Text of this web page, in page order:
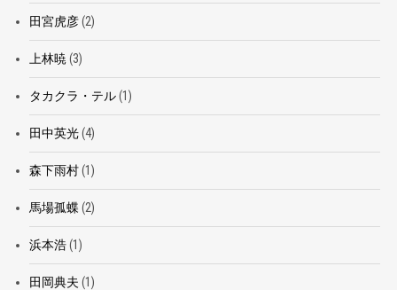
田宮虎彦(2)
上林暁 (3)
タカクラ・テル(1)
田中英光(4)
森下雨村(1)
馬場孤蝶 (2)
浜本浩(1)
田岡典夫 (1)